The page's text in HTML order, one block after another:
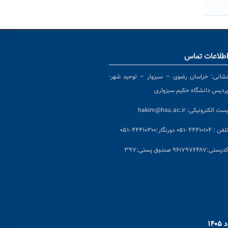
تماس
خراسان رضوی – سبزوار – توحید شهر-
دانشگاه حکیم سبزواری
الکترونیکی: hakim@hsu.ac.ir
: ۴۴۴۱۰۱۰۴ -۰۵۱ دورنگار:۴۴۴۱۰۳۰۰ -۰۵۱
پستی:۹۶۱۷۹۷۶۴۸۷ صندوق پستی:۳۹۷